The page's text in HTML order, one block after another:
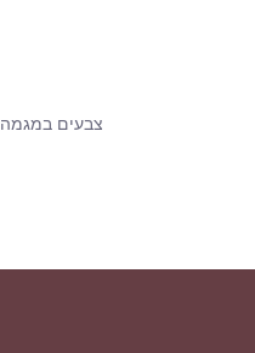
צבעים במגמה